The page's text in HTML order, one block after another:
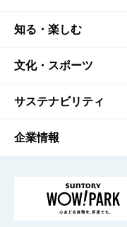
商品TOP
商品一覧
商品発売情報
栄養成分一覧
知る・楽しむ
知る・楽しむTOP
キャンペーン
工場見学
地域情報
文化・スポーツ
文化・スポーツTOP
サントリーホール
サントリーサンバ
サステナビリティ
サステナビリティ
サントリーが考え
企業情報
企業概要